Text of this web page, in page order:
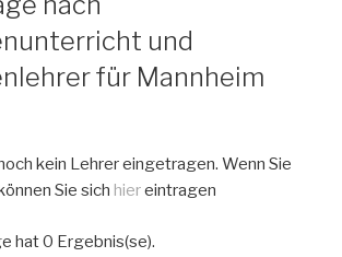
und
für Mannheim
kein Lehrer eingetragen. Wenn Sie
Sie sich hiereintragen
hat 0 Ergebnis(se).